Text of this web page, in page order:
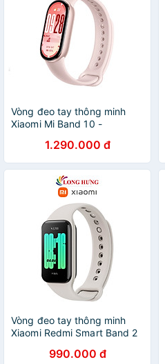
Vòng đeo tay thông minh
Xiaomi Mi Band 10 -
1.290.000 đ
Vòng đeo tay thông minh
Xiaomi Redmi Smart Band 2
990.000 đ